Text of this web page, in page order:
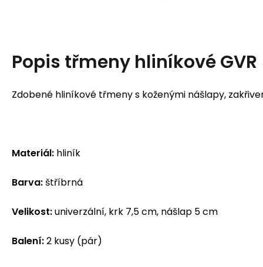
Popis třmeny hliníkové GVR
Zdobené hliníkové třmeny s koženými nášlapy,
Materiál: hliník
Barva:štříbrná
Velikost:univerzální, krk 7,5 cm, nášlap 5 cm
Balení:2 kusy (pár)